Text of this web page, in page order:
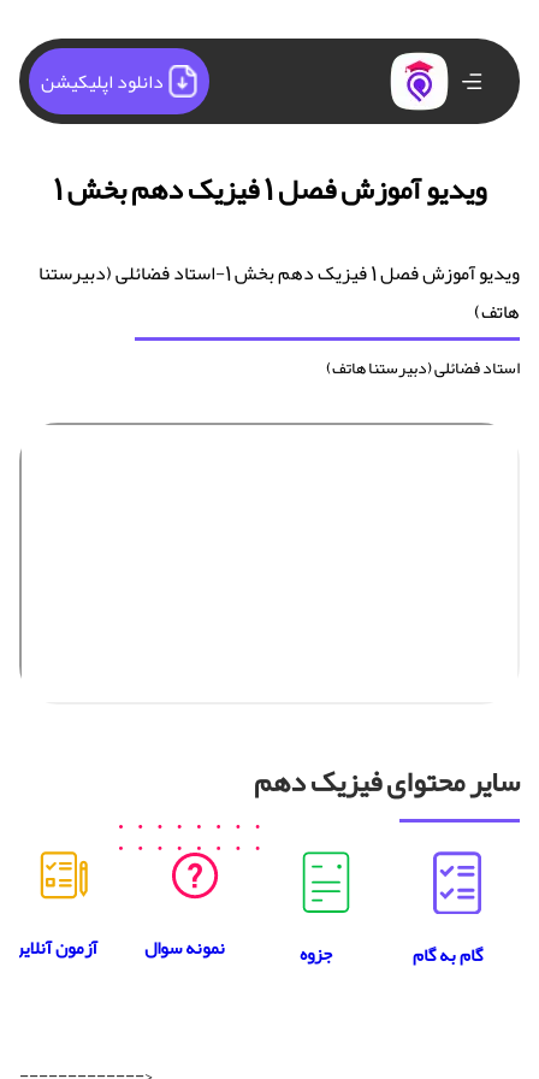
دانلود اپلیکیشن
ویدیو آموزش فصل 1 فیزیک دهم بخش 1
ویدیو آموزش فصل 1 فیزیک دهم بخش 1-استاد فضائلی (دبیرستنا
هاتف)
استاد فضائلی (دبیرستنا هاتف)
سایر محتوای فیزیک دهم
گام به گام جزوه نمونه سوال آزمون آنلاین